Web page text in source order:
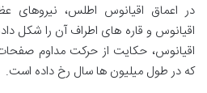
در اعماق اقیانوس اطلس، نیروهای
اقیانوس و قاره های اطراف آن را شکل
اقیانوس، حکایت از حرکت مداوم
که در طول میلیون ها سال رخ داده است.